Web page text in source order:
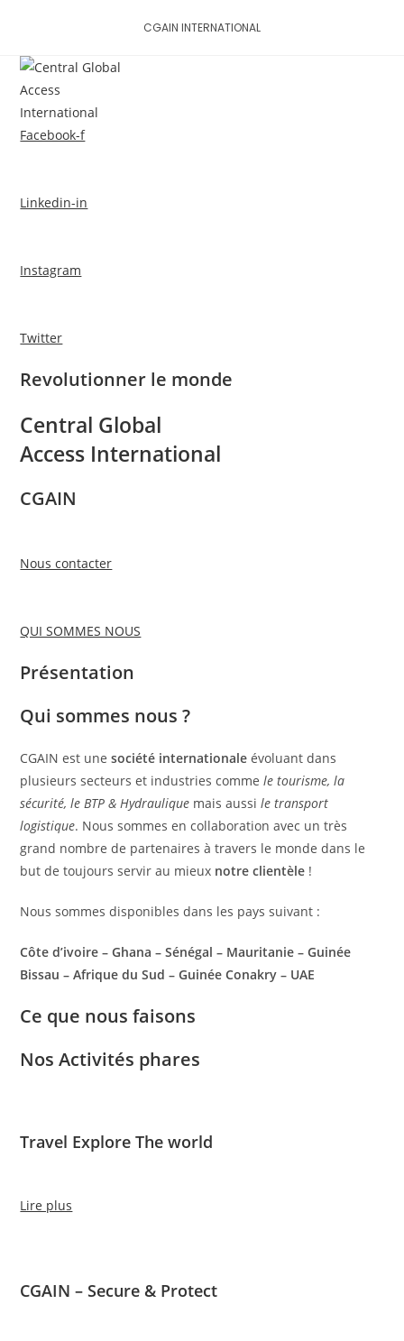
content
CGAIN INTERNATIONAL
Facebook-f
Linkedin-in
Instagram
Twitter
Revolutionner le monde
Central Global
Access International
CGAIN
Nous contacter
QUI SOMMES NOUS
Présentation
Qui sommes nous ?
CGAIN est unesociété internationale évoluant dans
plusieurs secteurs et industries commele tourisme, la
sécurité, le BTP & Hydraulique mais aussile transport
logistique. Nous sommes en collaboration avec un très
grand nombre de partenaires à travers le monde dans le
but de toujours servir au mieux notre clientèle !
Nous sommes disponibles dans les pays suivant :
Côte d’ivoire – Ghana – Sénégal – Mauritanie – Guinée
Bissau – Afrique du Sud – Guinée Conakry – UAE
Ce que nous faisons
Nos Activités phares
Travel Explore The world
Lire plus
CGAIN – Secure & Protect